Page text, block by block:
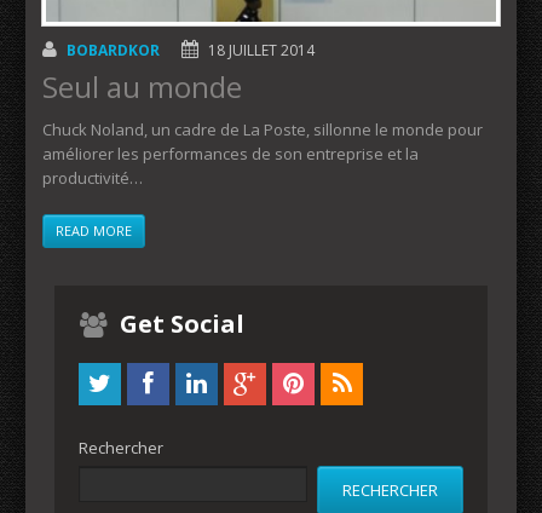
BOBARDKOR 18 JUILLET 2014
Seul au monde
Chuck Noland, un cadre de La Poste, sillonne le monde pour
améliorer les performances de son entreprise et la
productivité…
READ MORE
Get Social
Rechercher
RECHERCHER